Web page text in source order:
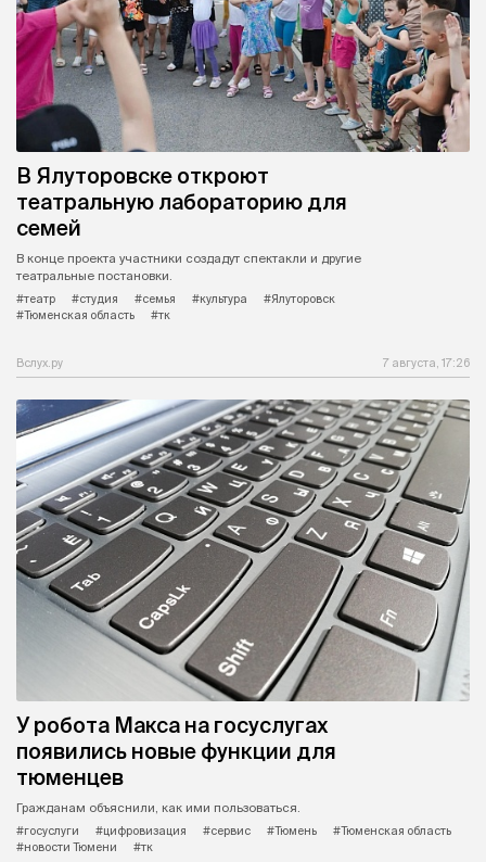
В Ялуторовске откроют
театральную лабораторию для
семей
В конце проекта участники создадут спектакли и другие
театральные постановки.
#театр
#студия #семья #культура
#Ялуторовск
#Тюменская область
#тк
Вслух.ру 7 августа, 17:26
У робота Макса на госуслугах
появились новые функции для
тюменцев
Гражданам объяснили, как ими пользоваться.
#госуслуги
#цифровизация #сервис #Тюмень
#Тюменская область
#новости Тюмени
#тк